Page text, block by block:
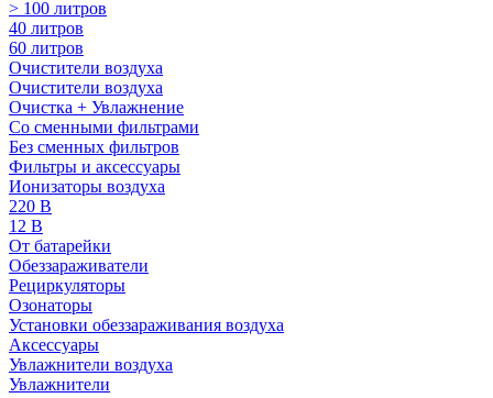
> 100 литров
40 литров
60 литров
Очистители воздуха
Очистители воздуха
Очистка + Увлажнение
Cо сменными фильтрами
Без сменных фильтров
Фильтры и аксессуары
Ионизаторы воздуха
220 В
12 В
От батарейки
Обеззараживатели
Рециркуляторы
Озонаторы
Установки обеззараживания воздуха
Аксессуары
Увлажнители воздуха
Увлажнители